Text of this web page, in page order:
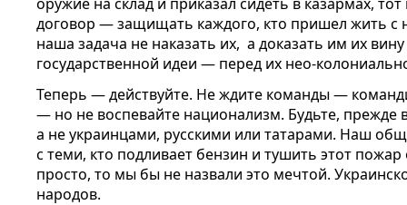
договор — защищать каждого, кто пришел жить с
наша задача не наказать их, а доказать им их
государственной идеи — перед их нео-
Теперь — действуйте. Не ждите команды —
— но не воспевайте национализм. Будьте, прежде
а не украинцами, русскими или татарами. Наш
с теми, кто подливает бензин и тушить этот
просто, то мы бы не назвали это мечтой.
народов.